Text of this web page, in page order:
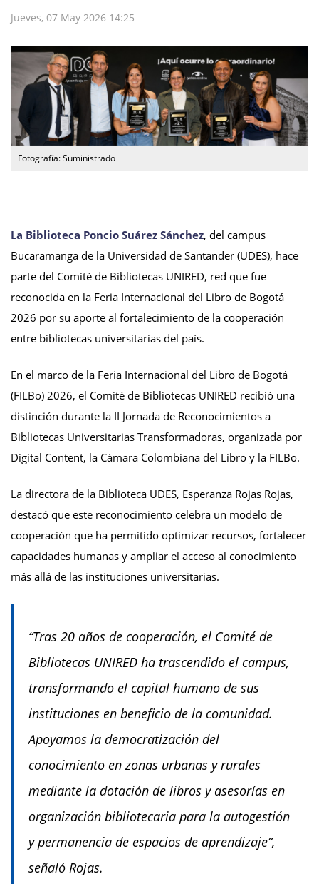
Jueves, 07 May 2026 14:25
Fotografía: Suministrado
La Biblioteca Poncio Suárez Sánchez, del campus
Bucaramanga de la Universidad de Santander (UDES), hace
parte del Comité de Bibliotecas UNIRED, red que fue
reconocida en la Feria Internacional del Libro de Bogotá
2026 por su aporte al fortalecimiento de la cooperación
entre bibliotecas universitarias del país.
En el marco de la Feria Internacional del Libro de Bogotá
(FILBo) 2026, el Comité de Bibliotecas UNIRED recibió una
distinción durante la II Jornada de Reconocimientos a
Bibliotecas Universitarias Transformadoras, organizada por
Digital Content, la Cámara Colombiana del Libro y la FILBo.
La directora de la Biblioteca UDES, Esperanza Rojas Rojas,
destacó que este reconocimiento celebra un modelo de
cooperación que ha permitido optimizar recursos, fortalecer
capacidades humanas y ampliar el acceso al conocimiento
más allá de las instituciones universitarias.
“Tras 20 años de cooperación, el Comité de
Bibliotecas UNIRED ha trascendido el campus,
transformando el capital humano de sus
instituciones en beneficio de la comunidad.
Apoyamos la democratización del
conocimiento en zonas urbanas y rurales
mediante la dotación de libros y asesorías en
organización bibliotecaria para la autogestión
y permanencia de espacios de aprendizaje”,
señaló Rojas.